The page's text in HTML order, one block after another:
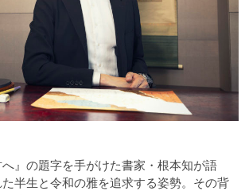
』の題字を手がけた書家・根本知が語
半生と令和の雅を追求する姿勢。その背